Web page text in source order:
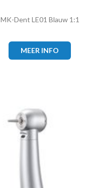
MK-Dent LE01 Blauw 1:1
MEER INFO